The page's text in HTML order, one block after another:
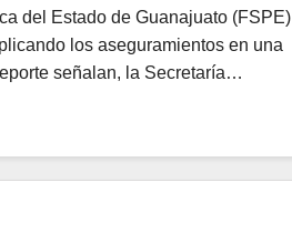
del Estado de Guanajuato (FSPE)
los aseguramientos en una
señalan, la Secretaría…